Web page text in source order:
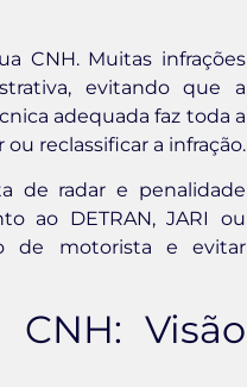
CNH. Muitas infrações
evitando que a
adequada faz toda a
reclassificar a infração.
de radar e penalidade
ao DETRAN, JARI ou
de motorista e evitar
Visão